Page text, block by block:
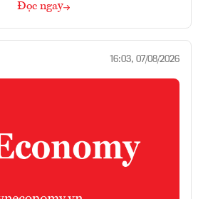
Đọc ngay
16:03, 07/08/2026